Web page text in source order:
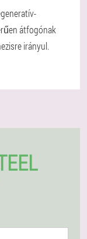
átfogónak
irányul.